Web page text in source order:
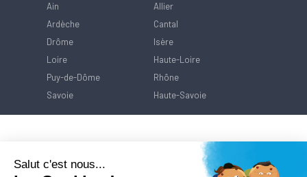
Ain
Allier
Ardèche
Cantal
Drôme
Isère
Loire
Haute-Loire
Puy-de-Dôme
Rhône
Savoie
Haute-Savoie
Salut c'est nous...